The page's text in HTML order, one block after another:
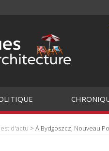
d'actu > À Bydgoszcz, Nouveau